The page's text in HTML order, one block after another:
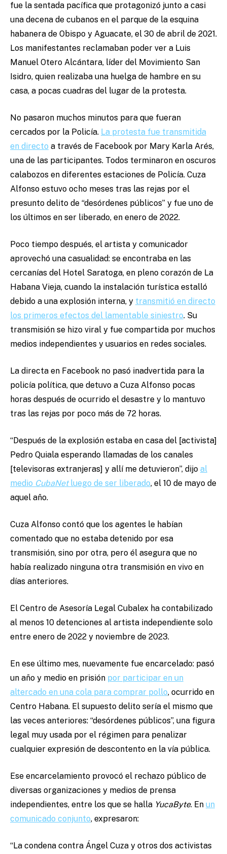
fue la sentada pacífica que protagonizó junto a casi
una decena de cubanos en el parque de la esquina
habanera de Obispo y Aguacate, el 30 de abril de 2021.
Los manifestantes reclamaban poder ver a Luis
Manuel Otero Alcántara, líder del Movimiento San
Isidro, quien realizaba una huelga de hambre en su
casa, a pocas cuadras del lugar de la protesta.
No pasaron muchos minutos para que fueran
cercados por la Policía. La protesta fue transmitida
en directo a través de Facebook por Mary Karla Arés,
una de las participantes. Todos terminaron en oscuros
calabozos en diferentes estaciones de Policía. Cuza
Alfonso estuvo ocho meses tras las rejas por el
presunto delito de “desórdenes públicos” y fue uno de
los últimos en ser liberado, en enero de 2022.
Poco tiempo después, el artista y comunicador
aprovechó una casualidad: se encontraba en las
cercanías del Hotel Saratoga, en pleno corazón de La
Habana Vieja, cuando la instalación turística estalló
debido a una explosión interna, y transmitió en directo
los primeros efectos del lamentable siniestro. Su
transmisión se hizo viral y fue compartida por muchos
medios independientes y usuarios en redes sociales.
La directa en Facebook no pasó inadvertida para la
policía política, que detuvo a Cuza Alfonso pocas
horas después de ocurrido el desastre y lo mantuvo
tras las rejas por poco más de 72 horas.
“Después de la explosión estaba en casa del [activista]
Pedro Quiala esperando llamadas de los canales
[televisoras extranjeras] y allí me detuvieron”, dijo al
medio CubaNetluego de ser liberado, el 10 de mayo de
aquel año.
Cuza Alfonso contó que los agentes le habían
comentado que no estaba detenido por esa
transmisión, sino por otra, pero él asegura que no
había realizado ninguna otra transmisión en vivo en
días anteriores.
El Centro de Asesoría Legal Cubalex ha contabilizado
al menos 10 detenciones al artista independiente solo
entre enero de 2022 y noviembre de 2023.
En ese último mes, nuevamente fue encarcelado: pasó
un año y medio en prisión por participar en un
altercado en una cola para comprar pollo, ocurrido en
Centro Habana. El supuesto delito sería el mismo que
las veces anteriores: “desórdenes públicos”, una figura
legal muy usada por el régimen para penalizar
cualquier expresión de descontento en la vía pública.
Ese encarcelamiento provocó el rechazo público de
diversas organizaciones y medios de prensa
independientes, entre los que se halla YucaByte. En un
comunicado conjunto, expresaron:
“La condena contra Ángel Cuza y otros dos activistas